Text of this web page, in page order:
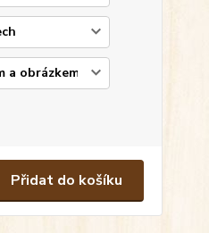
Přidat do košíku